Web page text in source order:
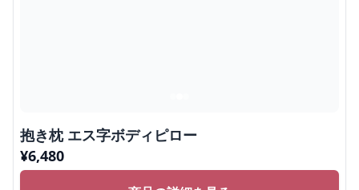
抱き枕 エス字ボディピロー
¥6,480